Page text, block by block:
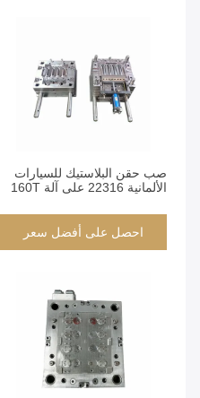
صب حقن البلاستيك للسيارات
الألمانية 22316 على آلة 160T
احصل على أفضل سعر